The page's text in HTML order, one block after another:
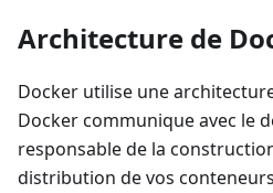
Architecture de
Docker utilise une
Docker communique avec le
responsable de la
distribution de vos